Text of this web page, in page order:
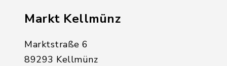
Markt Kellmünz
Marktstraße 6
89293 Kellmünz